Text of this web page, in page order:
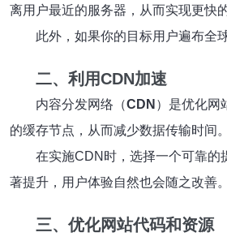
离用户最近的服务器，从而实现更快
此外，如果你的目标用户遍布全
二、利用CDN加速
内容分发网络（CDN ）是优化网
的缓存节点，从而减少数据传输时间。
在实施CDN时，选择一个可靠的
著提升，用户体验自然也会随之改善。
三、优化网站代码和资源